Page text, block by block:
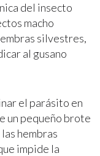
del insecto
macho
silvestres,
al gusano
el parásito en
un pequeño brote
hembras
impide la